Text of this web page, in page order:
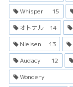
Whisper
15
オトナル
14
Nielsen
13
Audacy
12
Wondery